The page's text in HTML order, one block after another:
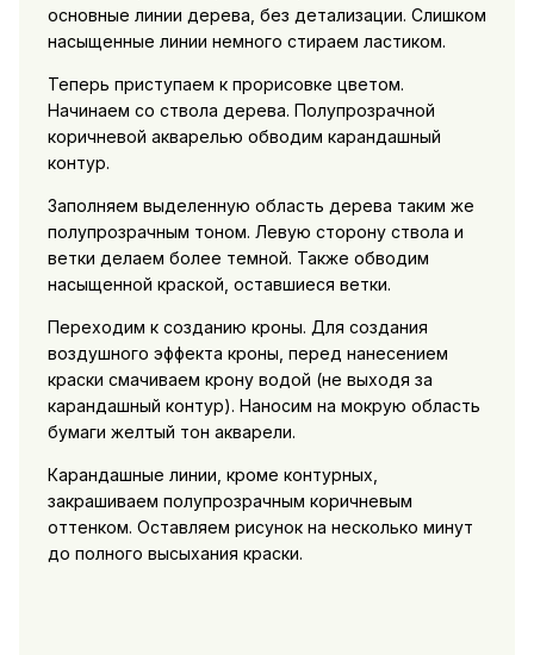
основные линии дерева, без детализации. Слишком
насыщенные линии немного стираем ластиком.
Теперь приступаем к прорисовке цветом.
Начинаем со ствола дерева. Полупрозрачной
коричневой акварелью обводим карандашный
контур.
Заполняем выделенную область дерева таким же
полупрозрачным тоном. Левую сторону ствола и
ветки делаем более темной. Также обводим
насыщенной краской, оставшиеся ветки.
Переходим к созданию кроны. Для создания
воздушного эффекта кроны, перед нанесением
краски смачиваем крону водой (не выходя за
карандашный контур). Наносим на мокрую область
бумаги желтый тон акварели.
Карандашные линии, кроме контурных,
закрашиваем полупрозрачным коричневым
оттенком. Оставляем рисунок на несколько минут
до полного высыхания краски.